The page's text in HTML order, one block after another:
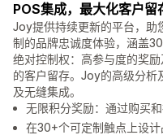
POS集成，最大化客户留
Joy提供持续更新的平台，助
制的品牌忠诚度体验，涵盖
绝对控制权：高参与度的奖
的客户留存。Joy的高级分析
及无缝集成。
无限积分奖励：通过购买
在30+个可定制触点上设